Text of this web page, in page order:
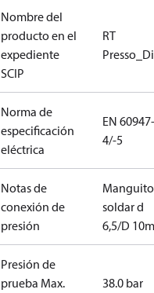
Nombre del
producto en el
expediente
SCIP
RT
Norma de
especificación
eléctrica
EN 60947-
4/-5
Notas de
conexión de
presión
Manguito
soldar d
6,5/D
Presión de
prueba Max.
38.0 bar